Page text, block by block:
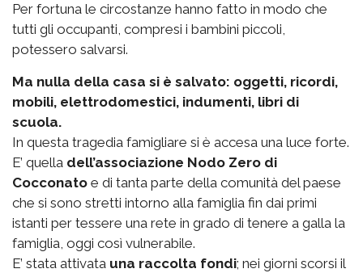
Per fortuna le circostanze hanno fatto in modo che
tutti gli occupanti, compresi i bambini piccoli,
potessero salvarsi.
Ma nulla della casa si è salvato: oggetti, ricordi,
mobili, elettrodomestici, indumenti, libri di
scuola.
In questa tragedia famigliare si è accesa una luce forte.
E’ quella dell’associazione Nodo Zero di
Cocconato e di tanta parte della comunità del paese
che si sono stretti intorno alla famiglia fin dai primi
istanti per tessere una rete in grado di tenere a galla la
famiglia, oggi così vulnerabile.
E’ stata attivata una raccolta fondi; nei giorni scorsi il